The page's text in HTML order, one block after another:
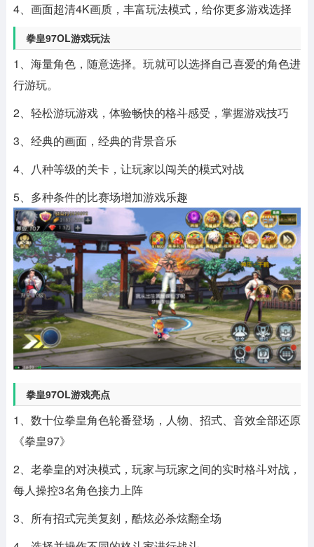
4、画面超清4K画质，丰富玩法模式，给你更多游戏选择
拳皇97OL游戏玩法
1、海量角色，随意选择。玩就可以选择自己喜爱的角色进
行游玩。
2、轻松游玩游戏，体验畅快的格斗感受，掌握游戏技巧
3、经典的画面，经典的背景音乐
4、八种等级的关卡，让玩家以闯关的模式对战
5、多种条件的比赛场增加游戏乐趣
拳皇97OL游戏亮点
1、数十位拳皇角色轮番登场，人物、招式、音效全部还原
《拳皇97》
2、老拳皇的对决模式，玩家与玩家之间的实时格斗对战，
每人操控3名角色接力上阵
3、所有招式完美复刻，酷炫必杀炫翻全场